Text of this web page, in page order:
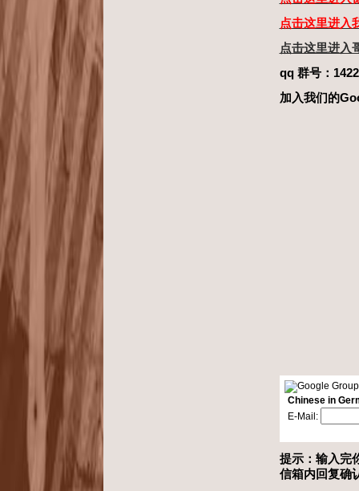
点击这里进入
点击这里进入
qq 群号：
加入我们的
Chinese in
E-Mail:
提示：输入完
信箱内回复确